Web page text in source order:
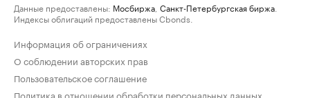
Данные предоставлены: Мосбиржа Санкт-Петербургская биржа
Индексы облигаций предоставлены Cbonds.
Информация об ограничениях
О соблюдении авторских прав
Пользовательское соглашение
Политика в отношении обработки персональных данных